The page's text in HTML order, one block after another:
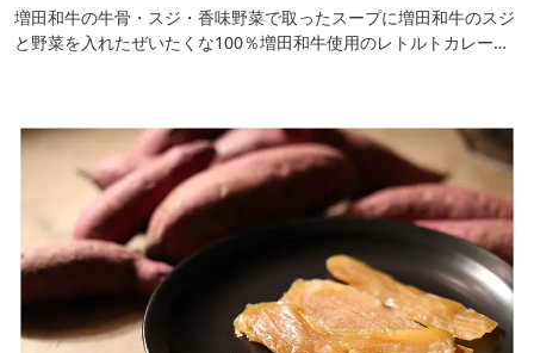
増田和牛の牛骨・スジ・香味野菜で取ったスープに増田和牛のスジ
と野菜を入れたぜいたくな100％増田和牛使用のレトルトカレーで